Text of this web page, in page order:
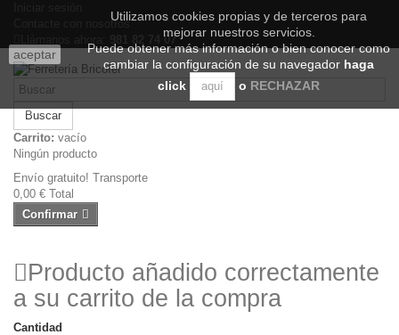
Contacte con nosotros
981 82 74 07
Buscar
Carrito: vacío
Ningún producto
Envío gratuito! Transporte
0,00 € Total
Confirmar
Producto añadido correctamente
a su carrito de la compra
Cantidad
aceptar
Utilizamos cookies propias y de terceros para
mejorar nuestros servicios.
Puede obtener más información o bien conocer como
cambiar la configuración de su navegador haga
click
aquí o RECHAZAR